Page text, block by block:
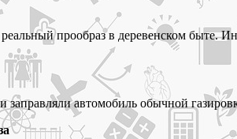
прообраз в деревенском быте.
заправляли автомобиль обычной